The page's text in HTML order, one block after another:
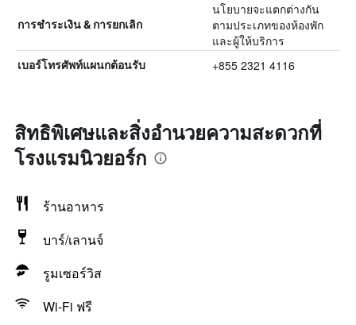
การชำระเงิน & การยกเลิก
นโยบายจะแตกต่างกัน
ตามประเภทของห้องพัก
และผู้ให้บริการ
เบอร์โทรศัพท์แผนกต้อนรับ +855 2321 4116
สิทธิพิเศษและสิ่งอำนวยความสะดวกที่
โรงแรมนิวยอร์ก
ร้านอาหาร
บาร์/เลานจ์
รูมเซอร์วิส
Wi-Fi ฟรี